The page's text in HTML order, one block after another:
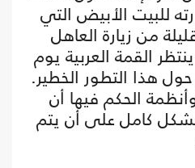
للبيت الأبيض التي
من زيارة العاهل
القمة العربية يوم
حول هذا التطور الخطير.
الحكم فيها أن
كامل على أن يتم